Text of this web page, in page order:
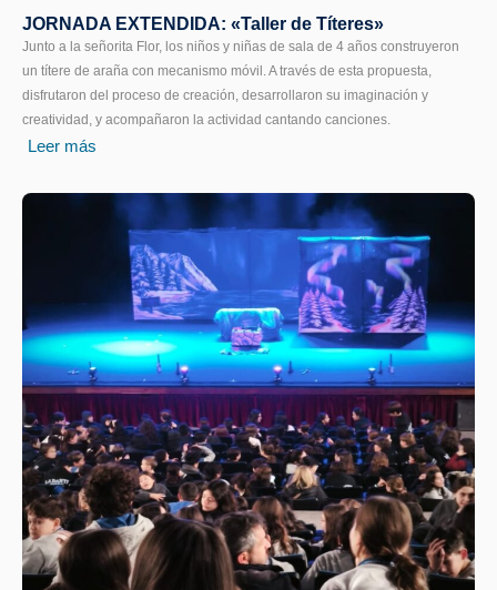
JORNADA EXTENDIDA: «Taller de Títeres»
Junto a la señorita Flor, los niños y niñas de sala de 4 años construyeron
un títere de araña con mecanismo móvil. A través de esta propuesta,
disfrutaron del proceso de creación, desarrollaron su imaginación y
creatividad, y acompañaron la actividad cantando canciones.
Leer más